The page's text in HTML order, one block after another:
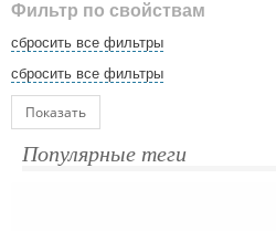
Фильтр по свойствам
сбросить все фильтры
сбросить все фильтры
Показать
Популярные теги